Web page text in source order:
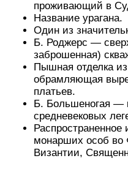
проживающий в
Название урагана.
Один из
Б. Роджерс —
заброшенная)
Пышная отделка
обрамляющая
платьев.
Б. Большеногая —
средневековых
Распространенное
монарших особ во
Византии,